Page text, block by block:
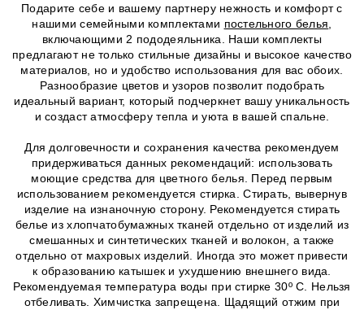
Подарите себе и вашему партнеру нежность и комфорт с
нашими семейными комплектами постельного белья
включающими 2 пододеяльника. Наши комплекты
предлагают не только стильные дизайны и высокое качество
материалов, но и удобство использования для вас обоих.
Разнообразие цветов и узоров позволит подобрать
идеальный вариант, который подчеркнет вашу уникальность
и создаст атмосферу тепла и уюта в вашей спальне.
Для долговечности и сохранения качества рекомендуем
придерживаться данных рекомендаций: использовать
моющие средства для цветного белья. Перед первым
использованием рекомендуется стирка. Стирать, вывернув
изделие на изнаночную сторону. Рекомендуется стирать
белье из хлопчатобумажных тканей отдельно от изделий из
смешанных и синтетических тканей и волокон, а также
отдельно от махровых изделий. Иногда это может привести
к образованию катышек и ухудшению внешнего вида.
Рекомендуемая температура воды при стирке 30º C. Нельзя
отбеливать. Химчистка запрещена. Щадящий отжим при